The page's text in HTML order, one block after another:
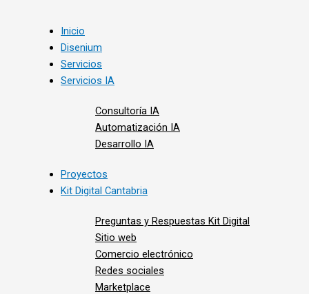
Inicio
Disenium
Servicios
Servicios IA
Consultoría IA
Automatización IA
Desarrollo IA
Proyectos
Kit Digital Cantabria
Preguntas y Respuestas Kit Digital
Sitio web
Comercio electrónico
Redes sociales
Marketplace